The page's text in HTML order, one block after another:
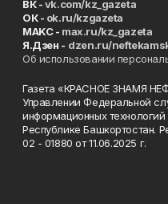
ВК -vk.com/kz_gazeta
ОК - ok.ru/kzgazeta
MAKC - max.ru/kz_gazeta
Я.Дзен - dzen.ru/
Об использовании
Газета «КРАСНОЕ ЗНАМЯ
Управлении Федеральной
информационных
Республике Башкортостан.
02 - 01880 от 11.06.2025 г.